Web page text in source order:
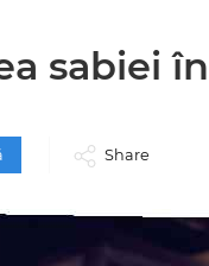
sabiei
Share